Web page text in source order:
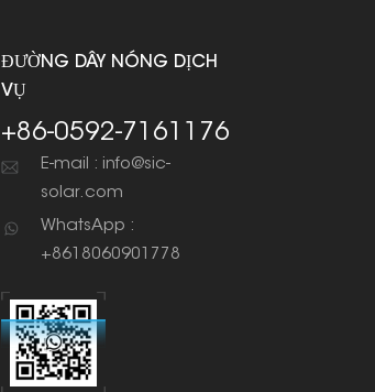
ĐƯỜNG DÂY NÓNG DỊCH
VỤ
+86-0592-7161176
E-mail : info@sic-
solar.com
WhatsApp :
+8618060901778